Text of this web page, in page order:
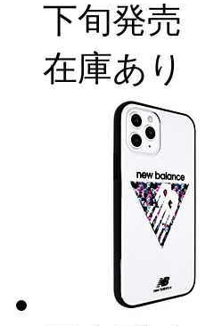
下旬発売
在庫あり